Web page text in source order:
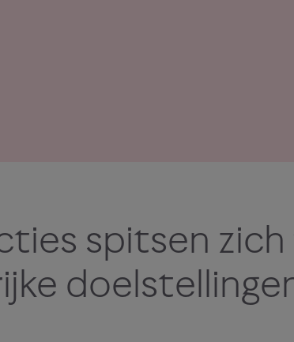
opgehaald,
de inhoud op
spitsen